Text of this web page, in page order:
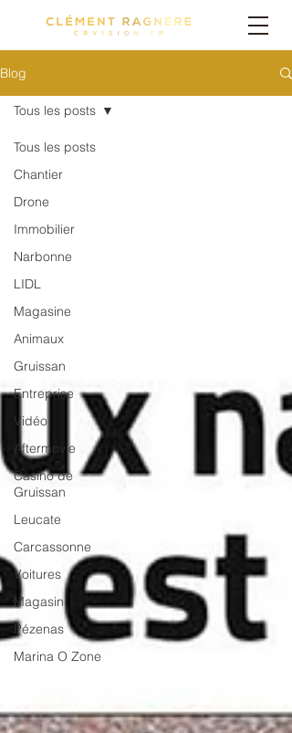
Blog
Tous les posts
Chantier
Drone
Immobilier
Narbonne
LIDL
Magasine
Animaux
Gruissan
Entreprise
Vidéo
Aftermovie
Casino de
Gruissan
Leucate
Carcassonne
Voitures
Magasin
Pézenas
Marina O Zone
Tous les posts